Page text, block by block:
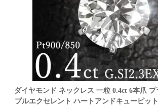
ダイヤモンド ネックレス 一粒 0.4ct 6本爪 プ
プルエクセレント ハートアンドキューピッ